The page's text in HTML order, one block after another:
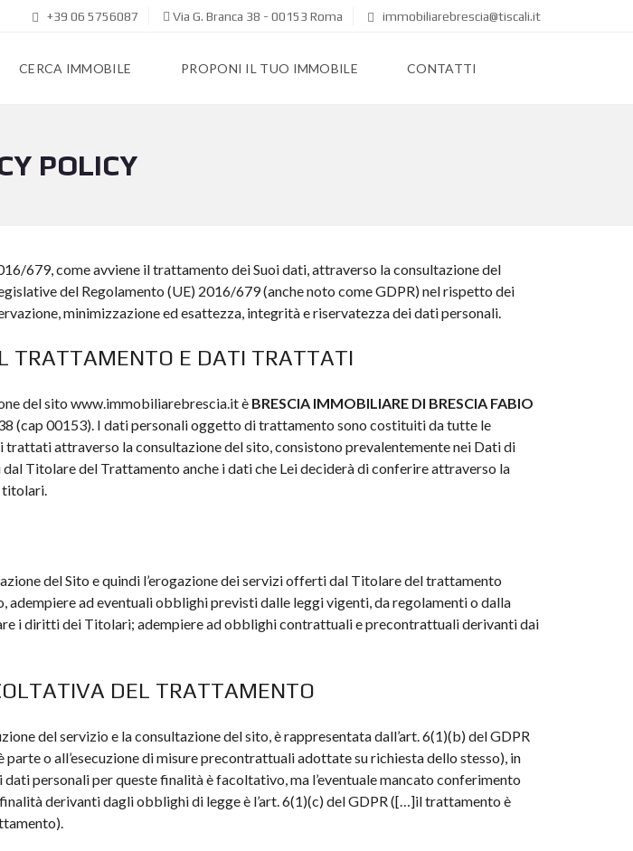
+39 06 5756087 Via G. Branca 38 - 00153 Roma immobiliarebrescia@tiscali.it
CERCA IMMOBILE PROPONI IL TUO IMMOBILE CONTATTI
POLICY
679, come avviene il trattamento dei Suoi dati, attraverso la consultazione del
del Regolamento (UE) 2016/679 (anche noto come GDPR) nel rispetto dei
minimizzazione ed esattezza, integrità e riservatezza dei dati personali.
TRATTAMENTO E DATI TRATTATI
del sito www.immobiliarebrescia.it è BRESCIA IMMOBILIARE DI BRESCIA FABIO
(cap 00153). I dati personali oggetto di trattamento sono costituiti da tutte le
attraverso la consultazione del sito, consistono prevalentemente nei Dati di
Titolare del Trattamento anche i dati che Lei deciderà di conferire attraverso la
titolari.
del Sito e quindi l’erogazione dei servizi offerti dal Titolare del trattamento
ad eventuali obblighi previsti dalle leggi vigenti, da regolamenti o dalla
i diritti dei Titolari; adempiere ad obblighi contrattuali e precontrattuali derivanti dai
DEL TRATTAMENTO
del servizio e la consultazione del sito, è rappresentata dall’art. 6(1)(b) del GDPR
o all’esecuzione di misure precontrattuali adottate su richiesta dello stesso), in
personali per queste finalità è facoltativo, ma l’eventuale mancato conferimento
derivanti dagli obblighi di legge è l’art. 6(1)(c) del GDPR ([…]il trattamento è